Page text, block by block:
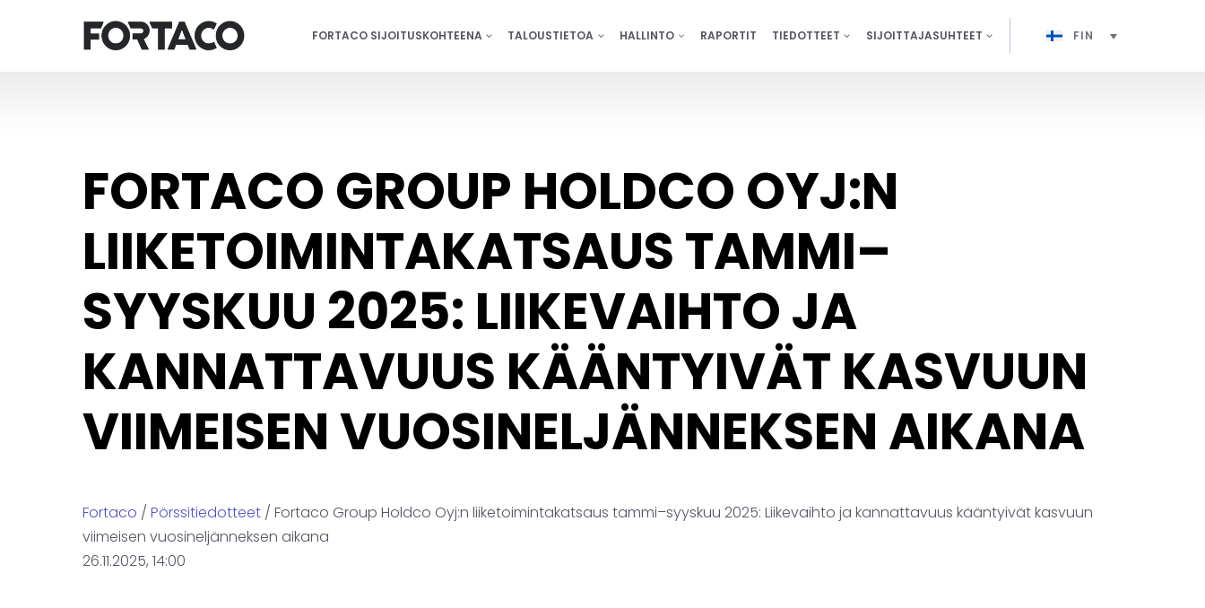
FORTACO SIJOITUSKOHTEENA TALOUSTIETOA HALLINTO RAPORTIT TIEDOTTEET SIJOITTAJASUHTEET FIN
FORTACO GROUP HOLDCO OYJ:N
LIIKETOIMINTAKATSAUS TAMMI–
SYYSKUU 2025: LIIKEVAIHTO JA
KANNATTAVUUS KÄÄNTYIVÄT KASVUUN
VIIMEISEN VUOSINELJÄNNEKSEN AIKANA
Fortaco / Pörssitiedotteet / Fortaco Group Holdco Oyj:n liiketoimintakatsaus tammi–syyskuu 2025: Liikevaihto ja kannattavuus kääntyivät kasvuun
viimeisen vuosineljänneksen aikana
26.11.2025, 14:00